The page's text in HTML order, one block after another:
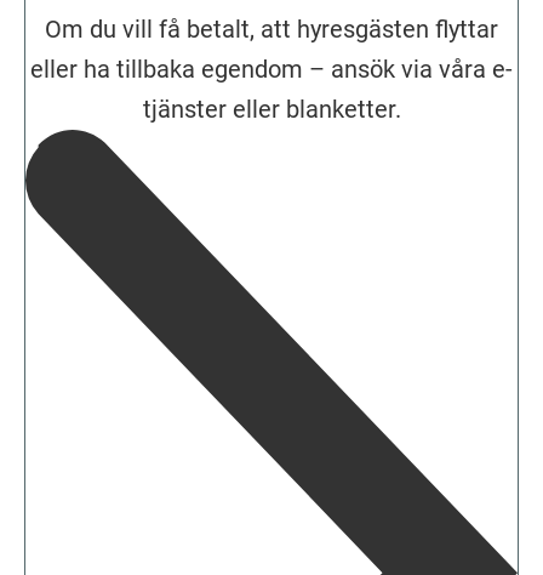
Om du vill få betalt, att hyresgästen flyttar
eller ha tillbaka egendom – ansök via våra e-
tjänster eller blanketter.